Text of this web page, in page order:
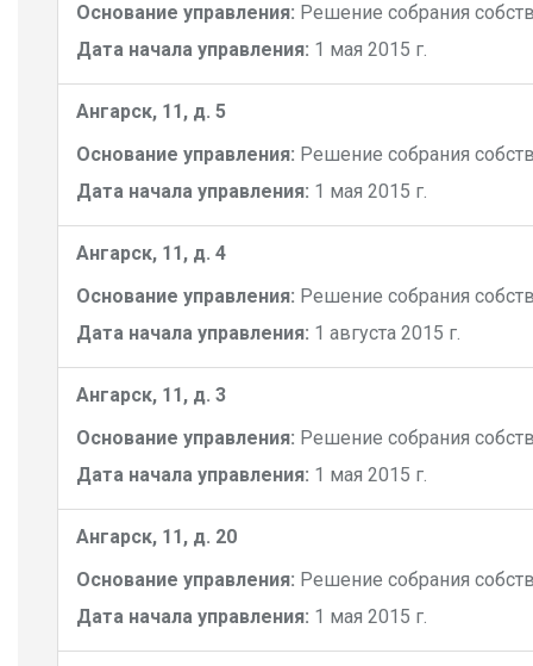
Основание управления: Решение собрания
Дата начала управления: 1 мая 2015 г.
Ангарск, 11, д. 5
Основание управления: Решение собрания
Дата начала управления: 1 мая 2015 г.
Ангарск, 11, д. 4
Основание управления: Решение собрания
Дата начала управления: 1 августа 2015 г.
Ангарск, 11, д. 3
Основание управления: Решение собрания
Дата начала управления: 1 мая 2015 г.
Ангарск, 11, д. 20
Основание управления: Решение собрания
Дата начала управления: 1 мая 2015 г.